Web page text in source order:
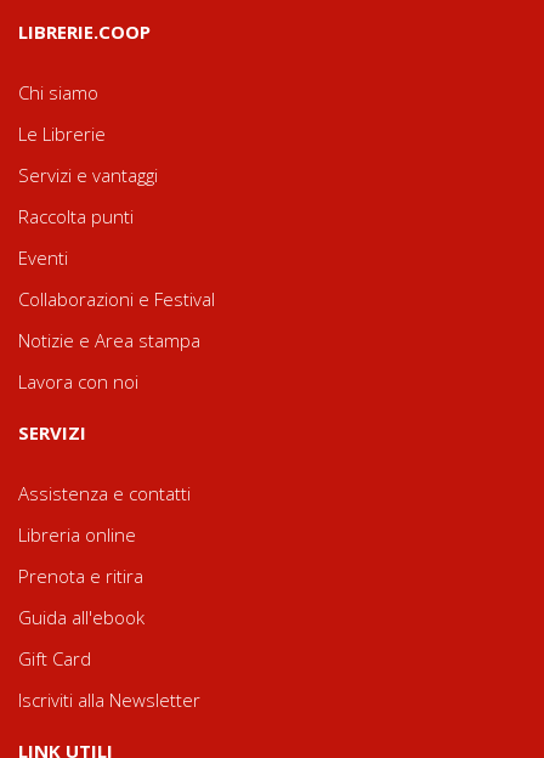
LIBRERIE.COOP
Chi siamo
Le Librerie
Servizi e vantaggi
Raccolta punti
Eventi
Collaborazioni e Festival
Notizie e Area stampa
Lavora con noi
SERVIZI
Assistenza e contatti
Libreria online
Prenota e ritira
Guida all'ebook
Gift Card
Iscriviti alla Newsletter
LINK UTILI